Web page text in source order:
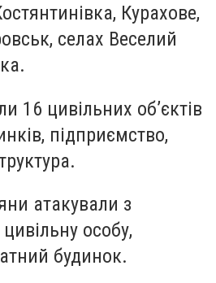
Курахове,
селах Веселий
16 цивільних об’єктів
підприємство,
атакували з
особу,
будинок.